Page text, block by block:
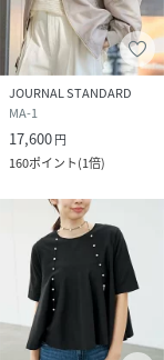
あります。
合があります。
もあります。
中の場合がござ
JOURNAL STANDARD
MA-1
17,600円
160ポイント(1倍)